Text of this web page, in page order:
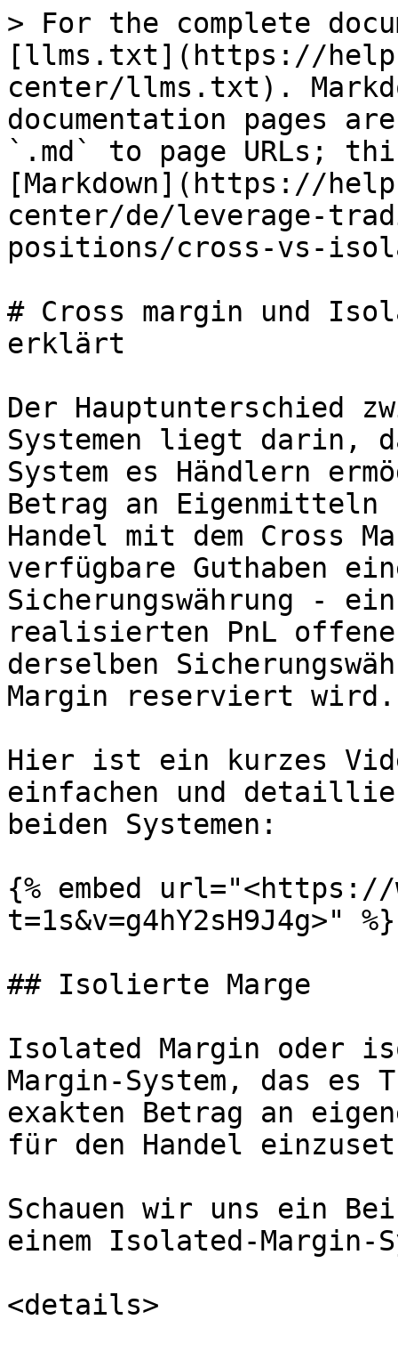
> For the complete
[llms.txt](https://
center/llms.txt).
documentation pages
`.md` to page URLs;
[Markdown](https://
center/de/leverage-
positions/cross-vs-
# Cross margin und
erklärt
Der Hauptunterschied
Systemen liegt darin,
System es Händlern
Betrag an Eigenmitteln
Handel mit dem Cross
verfügbare Guthaben
Sicherungswährung -
realisierten PnL
derselben
Margin reserviert wird.
Hier ist ein kurzes
einfachen und
beiden Systemen:
{% embed url="<https://
t=1s&v=g4hY2sH9J4g>" %}
## Isolierte Marge
Isolated Margin oder
Margin-System, das es
exakten Betrag an
für den Handel
Schauen wir uns ein
einem Isolated-Margin-
<details>